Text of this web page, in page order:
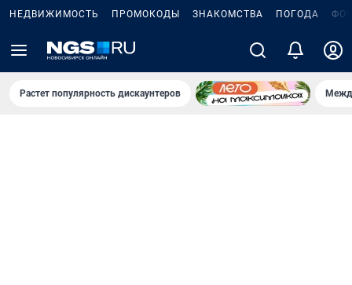
НЕДВИЖИМОСТЬ ПРОМОКОДЫ ЗНАКОМСТВА ПОГОДА
Растет популярность дискаунтеров